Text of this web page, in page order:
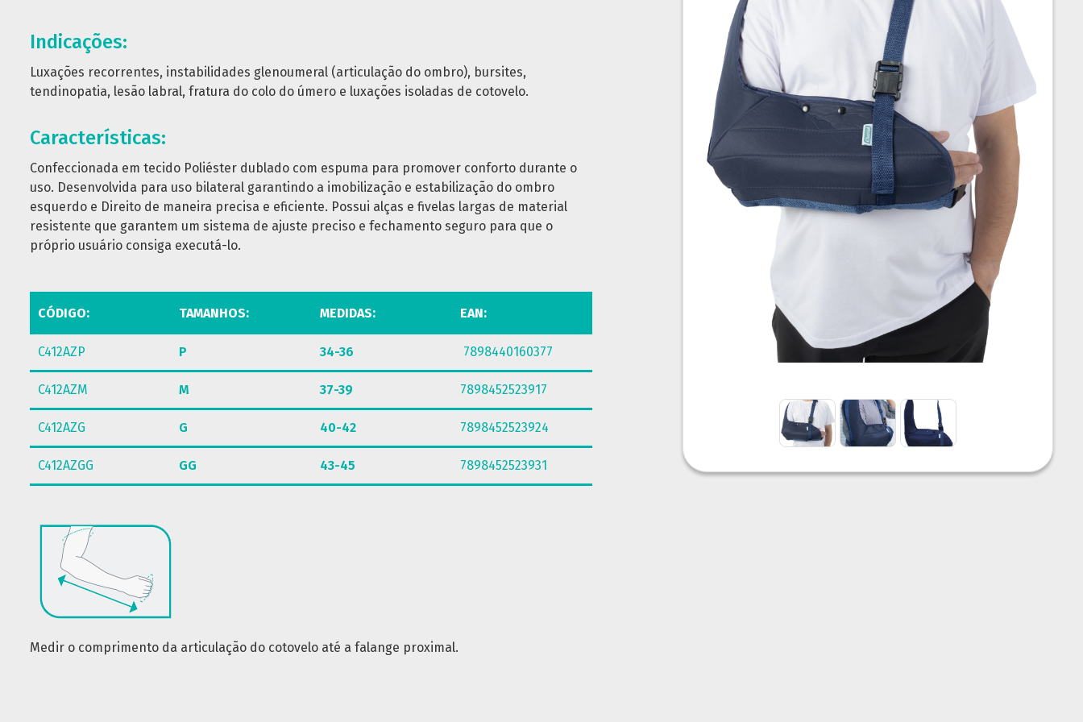
Indicações:
Luxações recorrentes, instabilidades glenoumeral (articulação do ombro), bursites,
tendinopatia, lesão labral, fratura do colo do úmero e luxações isoladas de cotovelo.
Características:
Confeccionada em tecido Poliéster dublado com espuma para promover conforto durante o
uso. Desenvolvida para uso bilateral garantindo a imobilização e estabilização do ombro
esquerdo e Direito de maneira precisa e eficiente. Possui alças e fivelas largas de material
resistente que garantem um sistema de ajuste preciso e fechamento seguro para que o
próprio usuário consiga executá-lo.
CÓDIGO: TAMANHOS: MEDIDAS: EAN:
C412AZP P 34-36 7898440160377
C412AZM M 37-39 7898452523917
C412AZG G 40-42 7898452523924
C412AZGG GG 43-45 7898452523931
Medir o comprimento da articulação do cotovelo até a falange proximal.